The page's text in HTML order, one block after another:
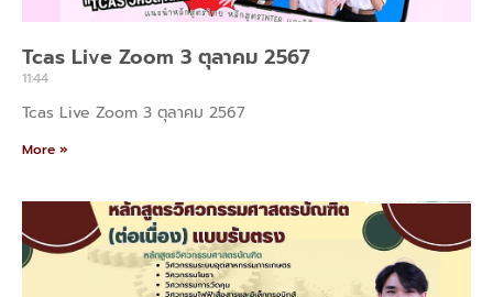
Tcas Live Zoom 3 ตุลาคม 2567
11:44
Tcas Live Zoom 3 ตุลาคม 2567
More »